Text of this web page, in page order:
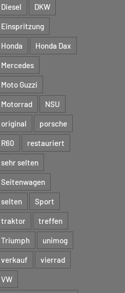
Diesel DKW
Einspritzung
Honda Honda Dax
Mercedes
Moto Guzzi
Motorrad NSU
original porsche
R60 restauriert
sehr selten
Seitenwagen
selten Sport
traktor treffen
Triumph unimog
verkauf vierrad
VW